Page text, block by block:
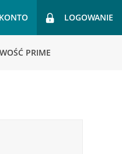
LOGOWANIE
PRIME